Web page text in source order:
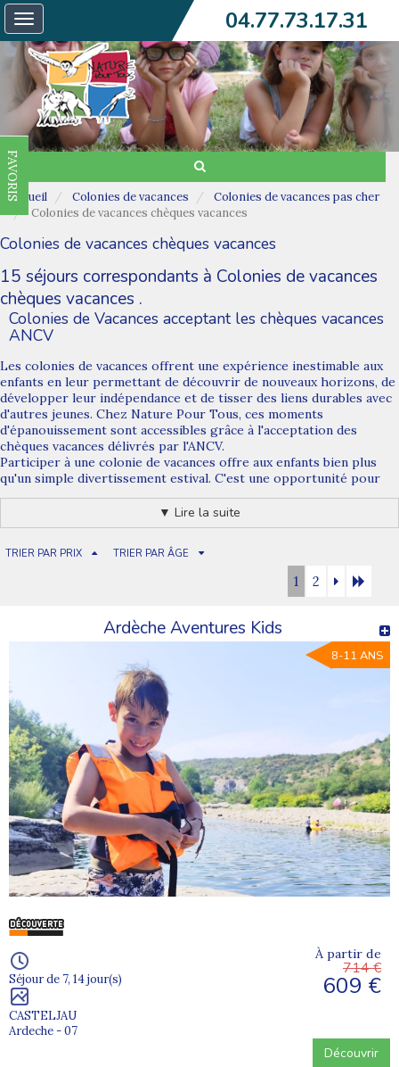
Toggle
navigation
04.77.73.17.31
FAVORIS
Accueil Colonies de vacances
Colonies de vacances pas cher
Colonies de vacances chèques vacances
Colonies de vacances chèques vacances
15 séjours correspondants à Colonies de vacances
chèques vacances .
Colonies de Vacances acceptant les chèques vacances
ANCV
Les colonies de vacances offrent une expérience inestimable aux
enfants en leur permettant de découvrir de nouveaux horizons, de
développer leur indépendance et de tisser des liens durables avec
d'autres jeunes. Chez Nature Pour Tous, ces moments
d'épanouissement sont accessibles grâce à l'acceptation des
chèques vacances délivrés par l'ANCV.
Participer à une colonie de vacances offre aux enfants bien plus
qu'un simple divertissement estival. C'est une opportunité pour
eux de s'immerger dans un environnement naturel, de s'engager
dans des activités éducatives et ludiques, et de développer des
compétences sociales précieuses. Encadrés par des
professionnels expérimentés, les enfants apprennent l'autonomie,
la coopération et la tolérance.
Ces expériences en plein air encouragent également la découverte
de soi et la confiance en soi chez les enfants, les aidant à explorer
estime personnelle.
▼ Lire la suite
TRIER PAR PRIX TRIER PAR ÂGE
1 2
Ardèche Aventures Kids
8-11 ANS
Séjour de 7, 14 jour(s)
CASTELJAU
Ardeche - 07
À partir de
714 €
609 €
Découvrir